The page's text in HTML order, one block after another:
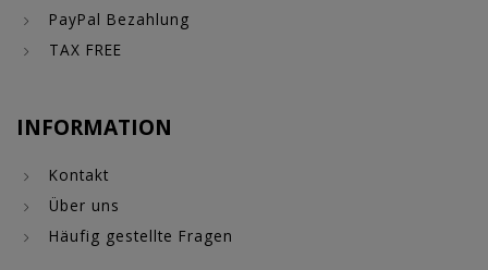
PayPal Bezahlung
TAX FREE
INFORMATION
Kontakt
Über uns
Häufig gestellte Fragen